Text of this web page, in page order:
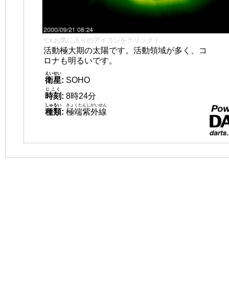
👈 お気に入りのアイコンをクリック！
活動極大期の太陽です。活動領域が多く、コ
ロナも明るいです。
衛星
えいせい
: SOHO
時刻
じこく
: 8時24分
種類
しゅるい
: 極端紫外線
きょくたんしがいせん